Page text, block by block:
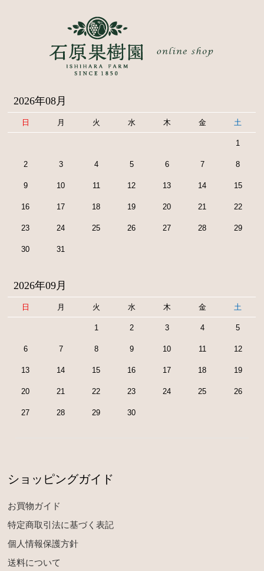
2026年08月
日 月 火 水 木 金 土
1
2 3 4 5 6 7 8
9 10 11 12 13 14 15
16 17 18 19 20 21 22
23 24 25 26 27 28 29
30 31
2026年09月
日 月 火 水 木 金 土
1 2 3 4 5
6 7 8 9 10 11 12
13 14 15 16 17 18 19
20 21 22 23 24 25 26
27 28 29 30
ショッピングガイド
お買物ガイド
特定商取引法に基づく表記
個人情報保護方針
送料について